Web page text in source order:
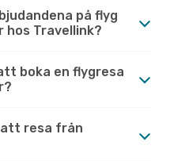
på flyg
hos Travellink?
boka en flygresa
resa från